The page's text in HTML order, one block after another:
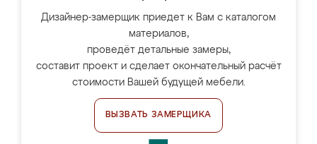
Дизайнер-замерщик приедет к Вам с каталогом
материалов,
проведёт детальные замеры,
составит проект и сделает окончательный расчёт
стоимости Вашей будущей мебели.
ВЫЗВАТЬ ЗАМЕРЩИКА